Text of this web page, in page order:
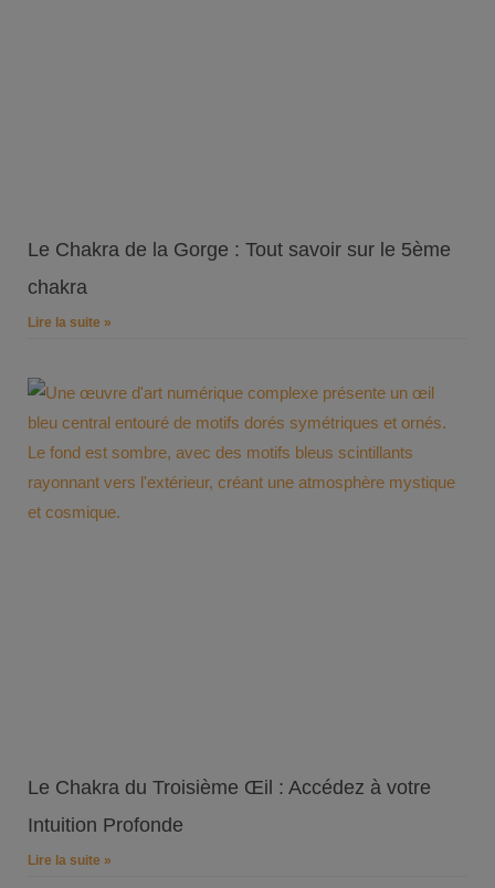
Le Chakra de la Gorge : Tout savoir sur le 5ème
chakra
Lire la suite »
Le Chakra du Troisième Œil : Accédez à votre
Intuition Profonde
Lire la suite »